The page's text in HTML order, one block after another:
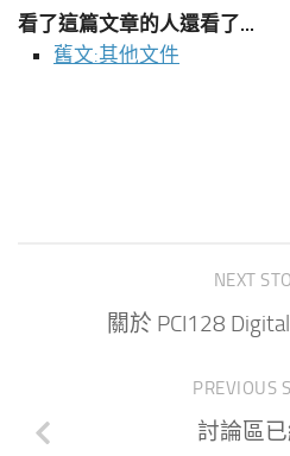
看了這篇文章的人還看了...
舊文:其他文件
NEXT
關於 PCI128
PREVIOUS
討論區